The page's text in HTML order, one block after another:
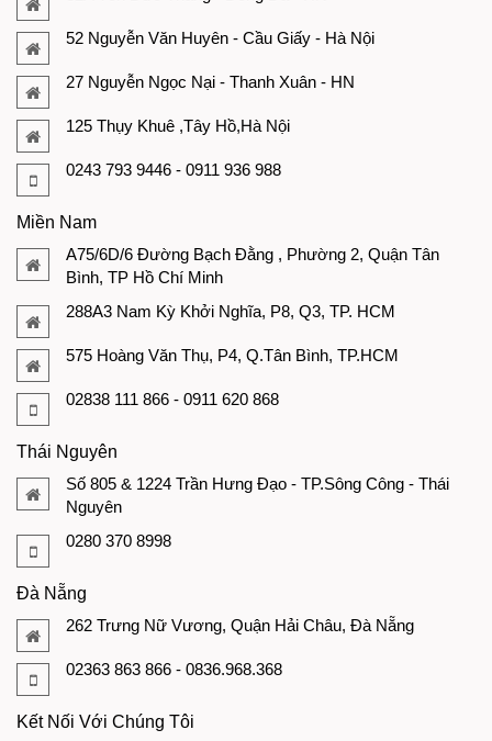
52 Nguyễn Văn Huyên - Cầu Giấy - Hà Nội
27 Nguyễn Ngọc Nại - Thanh Xuân - HN
125 Thụy Khuê ,Tây Hồ,Hà Nội
0243 793 9446 - 0911 936 988
Miền Nam
A75/6D/6 Đường Bạch Đằng , Phường 2, Quận Tân
Bình, TP Hồ Chí Minh
288A3 Nam Kỳ Khởi Nghĩa, P8, Q3, TP. HCM
575 Hoàng Văn Thụ, P4, Q.Tân Bình, TP.HCM
02838 111 866 - 0911 620 868
Thái Nguyên
Số 805 & 1224 Trần Hưng Đạo - TP.Sông Công - Thái
Nguyên
0280 370 8998
Đà Nẵng
262 Trưng Nữ Vương, Quận Hải Châu, Đà Nẵng
02363 863 866 - 0836.968.368
Kết Nối Với Chúng Tôi